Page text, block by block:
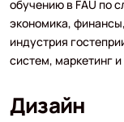
обучению в FAU по
экономика,
индустрия
систем, маркетинг и
Дизайн